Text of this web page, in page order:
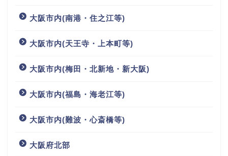
大阪市内(南港・住之江等)
大阪市内(天王寺・上本町等)
大阪市内(梅田・北新地・新大阪)
大阪市内(福島・海老江等)
大阪市内(難波・心斎橋等)
大阪府北部